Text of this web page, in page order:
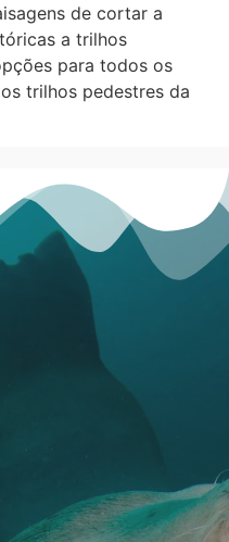
de cortar a
a trilhos
para todos os
trilhos pedestres da